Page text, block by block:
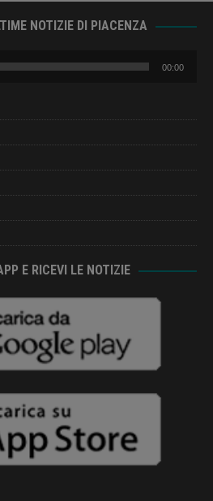
NOTIZIE DI PIACENZA
00:00
E RICEVI LE NOTIZIE